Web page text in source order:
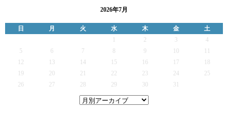
2026年7月
日 月 火 水 木 金
土
2 3
4
5
6 7 9
12
13 14 15 16 17
19
20 21 22 23 24
25
26
27 28 29 30 31